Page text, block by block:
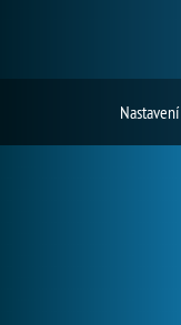
Nastavení